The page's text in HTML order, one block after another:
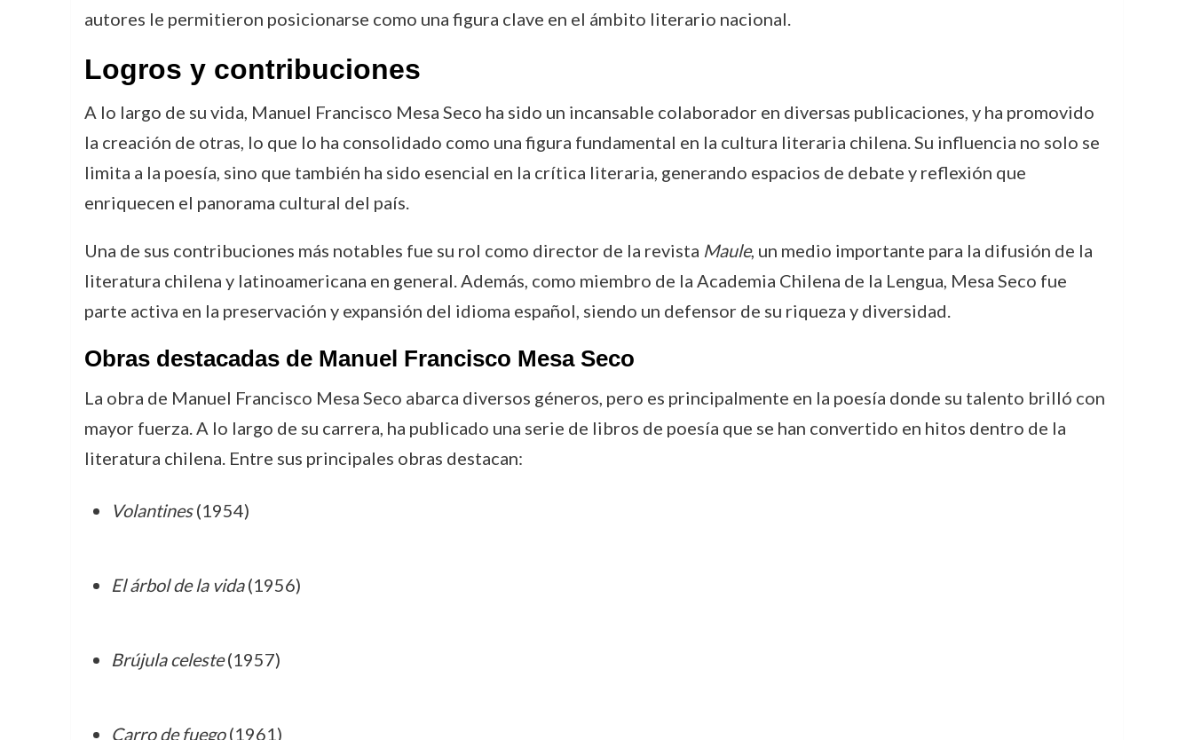
autores le permitieron posicionarse como una figura clave en el ámbito literario nacional.
Logros y contribuciones
A lo largo de su vida, Manuel Francisco Mesa Seco ha sido un incansable colaborador en diversas publicaciones, y ha promovido
la creación de otras, lo que lo ha consolidado como una figura fundamental en la cultura literaria chilena. Su influencia no solo se
limita a la poesía, sino que también ha sido esencial en la crítica literaria, generando espacios de debate y reflexión que
enriquecen el panorama cultural del país.
Una de sus contribuciones más notables fue su rol como director de la revista Maule, un medio importante para la difusión de la
literatura chilena y latinoamericana en general. Además, como miembro de la Academia Chilena de la Lengua, Mesa Seco fue
parte activa en la preservación y expansión del idioma español, siendo un defensor de su riqueza y diversidad.
Obras destacadas de Manuel Francisco Mesa Seco
La obra de Manuel Francisco Mesa Seco abarca diversos géneros, pero es principalmente en la poesía donde su talento brilló con
mayor fuerza. A lo largo de su carrera, ha publicado una serie de libros de poesía que se han convertido en hitos dentro de la
literatura chilena. Entre sus principales obras destacan:
Volantines(1954)
El árbol de la vida(1956)
Brújula celeste(1957)
Carro de fuego(1961)